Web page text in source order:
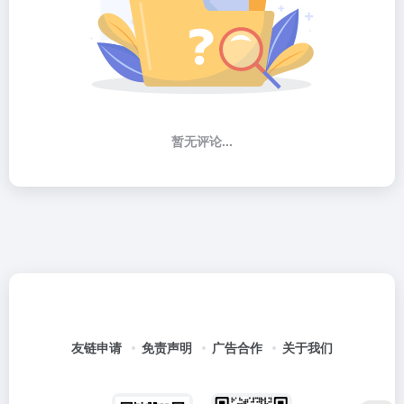
暂无评论...
友链申请 免责声明 广告合作 关于我们